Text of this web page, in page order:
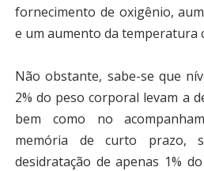
fornecimento de oxigênio,
e um aumento da temperatura
Não obstante, sabe-se que
2% do peso corporal levam a
bem como no
memória de curto prazo,
desidratação de apenas 1%